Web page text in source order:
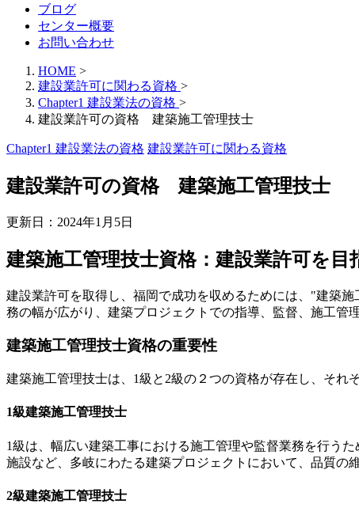
ブログ
センター概要
お問い合わせ
HOME >
建設業許可に関わる資格 >
Chapter1 建設業法の資格 >
建設業許可の資格 建築施工管理技士
Chapter1 建設業法の資格 建設業許可に関わる資格
建設業許可の資格 建築施工管理技士
更新日： 2024年1月5日
建築施工管理技士資格：建設業許可を
建設業許可を取得し、福岡で成功を収めるためには、"建築
務の幅が広がり、建築プロジェクトでの指導、監督、施工管
建築施工管理技士資格の重要性
建築施工管理技士は、1級と2級の２つの資格が存在し、それ
1級建築施工管理技士
1級は、幅広い建築工事における施工管理や監督業務を行う
施設など、多岐にわたる建築プロジェクトにおいて、品質の
2級建築施工管理技士